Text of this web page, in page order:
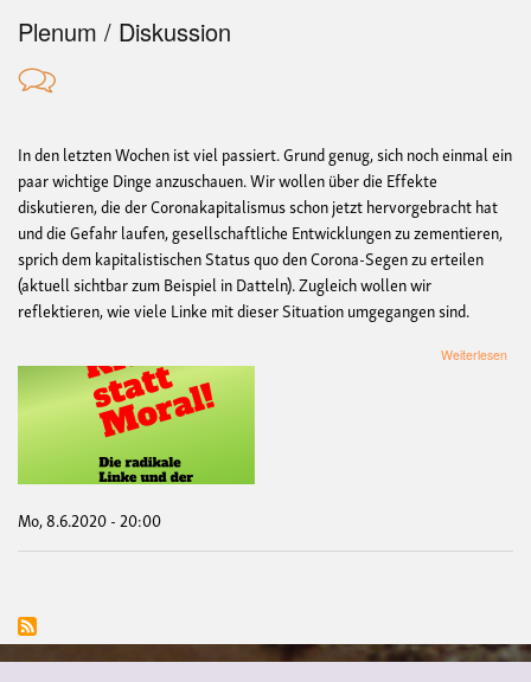
Plenum / Diskussion
In den letzten Wochen ist viel passiert. Grund genug, sich noch einmal ein
paar wichtige Dinge anzuschauen. Wir wollen über die Effekte
diskutieren, die der Coronakapitalismus schon jetzt hervorgebracht hat
und die Gefahr laufen, gesellschaftliche Entwicklungen zu zementieren,
sprich dem kapitalistischen Status quo den Corona-Segen zu erteilen
(aktuell sichtbar zum Beispiel in Datteln). Zugleich wollen wir
reflektieren, wie viele Linke mit dieser Situation umgegangen sind.
Weiterlesen
Mo, 8.6.2020 - 20:00